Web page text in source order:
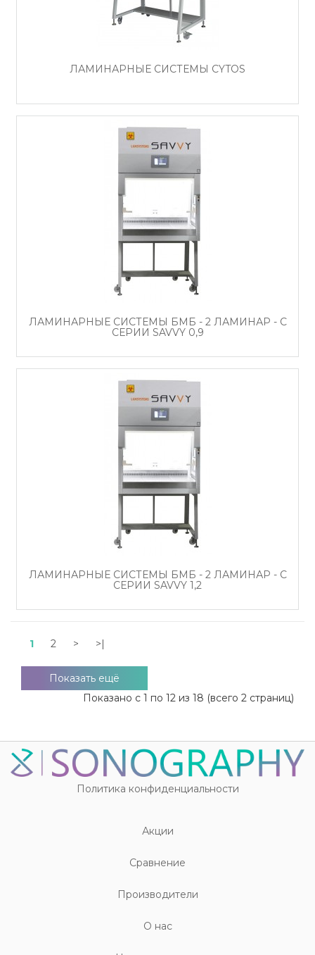
ЛАМИНАРНЫЕ СИСТЕМЫ CYTOS
ЛАМИНАРНЫЕ СИСТЕМЫ БМБ - 2 ЛАМИНАР - С
СЕРИИ SAVVY 0,9
ЛАМИНАРНЫЕ СИСТЕМЫ БМБ - 2 ЛАМИНАР - С
СЕРИИ SAVVY 1,2
1 2 > >|
Показать ещё
Показано с 1 по 12 из 18 (всего 2 страниц)
Политика конфиденциальности
Акции
Cравнение
Производители
О нас